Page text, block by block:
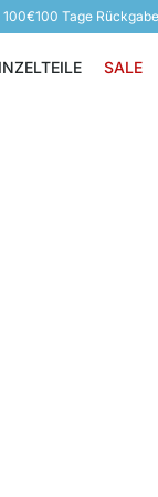
100€100 Tage Rückgabe
Einzelteile
SALE